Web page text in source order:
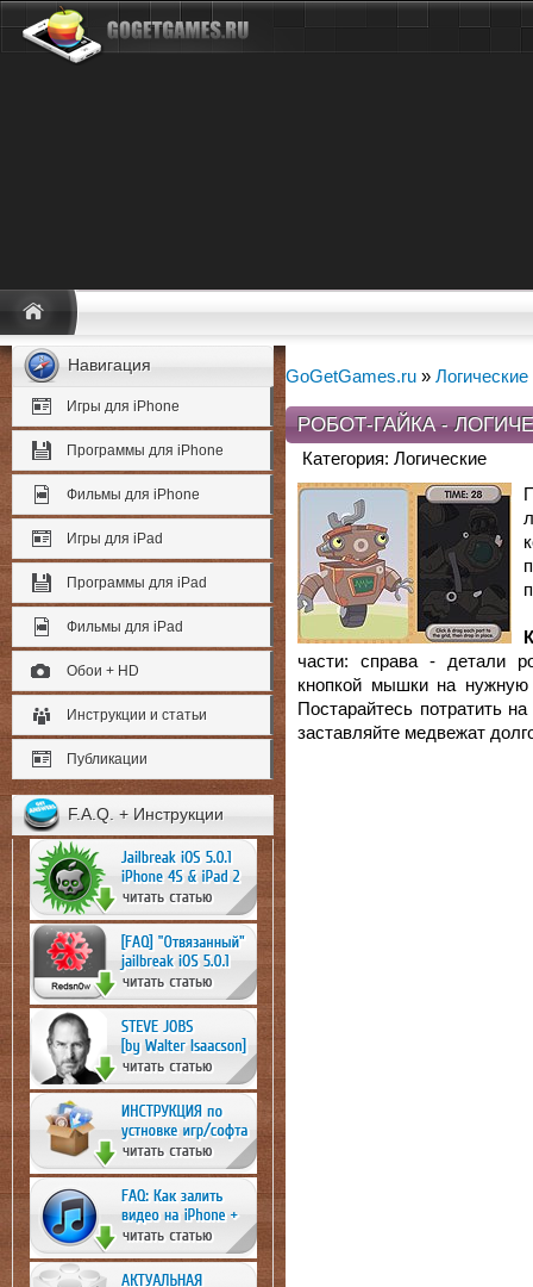
Навигация
Игры для iPhone
Программы для iPhone
Фильмы для iPhone
Игры для iPad
Программы для iPad
Фильмы для iPad
Обои + HD
Инструкции и статьи
Публикации
F.A.Q. + Инструкции
GoGetGames.ru » Логические
РОБОТ-ГАЙКА -
Категория: Логические
части: справа - детали
кнопкой мышки на нужную
Постарайтесь потратить
заставляйте медвежат